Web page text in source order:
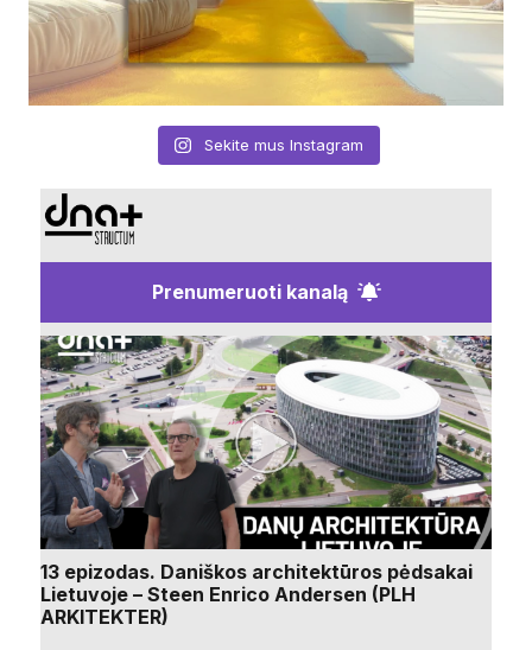
Sekite mus Instagram
Prenumeruoti kanalą
13 epizodas. Daniškos architektūros pėdsakai
Lietuvoje – Steen Enrico Andersen (PLH
ARKITEKTER)